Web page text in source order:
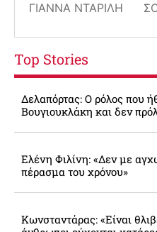
ΓΙΆΝΝΑ ΝΤΑΡΊΛΗ
Top Stories
Δελαπόρτας: Ο ρόλος που
Βουγιουκλάκη και δεν
Ελένη Φιλίνη: «Δεν με
πέρασμα του χρόνου»
Κωνσταντάρας: «Είναι